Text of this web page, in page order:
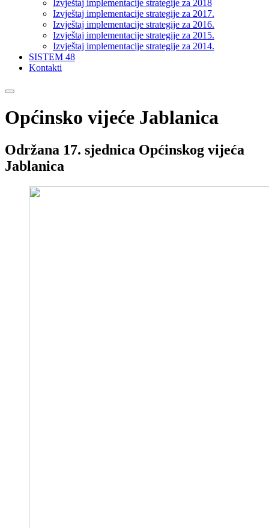
Izvještaj implementacije strategije za 2018
Izvještaj implementacije strategije za 2017.
Izvještaj implementacije strategije za 2016.
Izvještaj implementacije strategije za 2015.
Izvještaj implementacije strategije za 2014.
SISTEM 48
Kontakti
Općinsko vijeće Jablanica
Održana 17. sjednica Općinskog vijeća
Jablanica